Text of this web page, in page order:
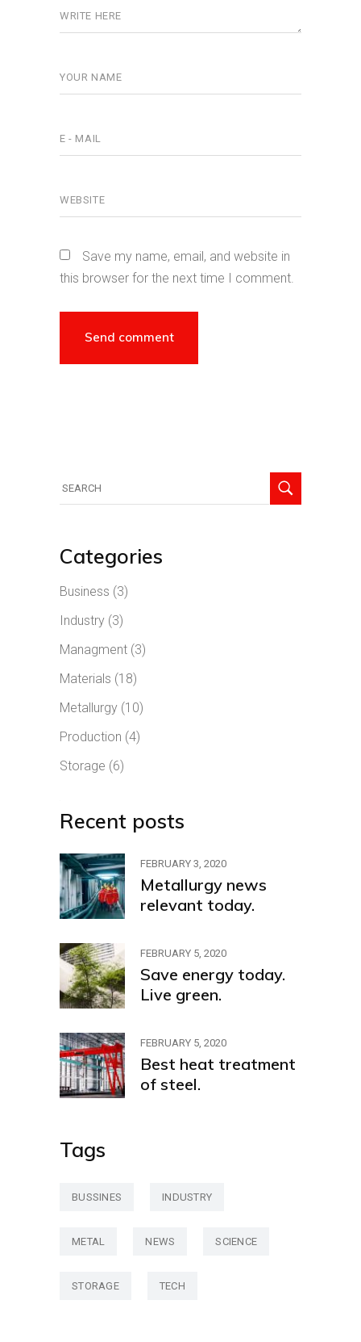
Save my name, email, and website in
this browser for the next time I comment.
Categories
Business (3)
Industry (3)
Managment (3)
Materials (18)
Metallurgy (10)
Production (4)
Storage (6)
Recent posts
FEBRUARY 3, 2020
Metallurgy news
relevant today.
FEBRUARY 5, 2020
Save energy today.
Live green.
FEBRUARY 5, 2020
Best heat treatment
of steel.
Tags
BUSSINES INDUSTRY
METAL NEWS SCIENCE
STORAGE TECH